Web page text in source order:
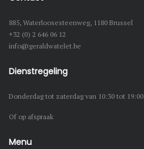
885, Waterloosesteenweg, 1180 Brussel
+32 (0) 2 646 06 12
info@geraldwatelet.be
Dienstregeling
Donderdag tot zaterdag van 10:30 tot 19:00
Of op afspraak
Menu